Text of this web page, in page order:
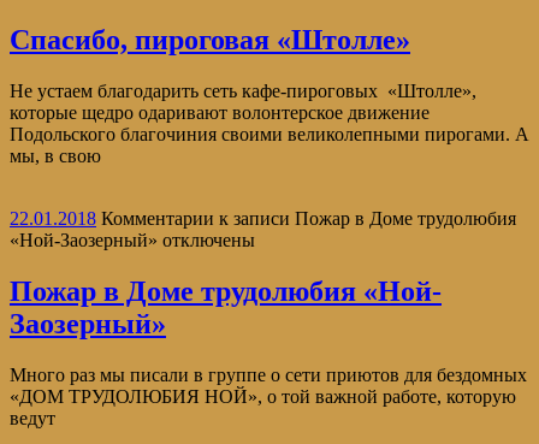
Спасибо, пироговая «Штолле»
Не устаем благодарить сеть кафе-пироговых «Штолле»,
которые щедро одаривают волонтерское движение
Подольского благочиния своими великолепными пирогами. А
мы, в свою
22.01.2018 Комментарии к записи Пожар в Доме трудолюбия
«Ной-Заозерный» отключены
Пожар в Доме трудолюбия «Ной-
Заозерный»
Много раз мы писали в группе о сети приютов для бездомных
«ДОМ ТРУДОЛЮБИЯ НОЙ», о той важной работе, которую
ведут